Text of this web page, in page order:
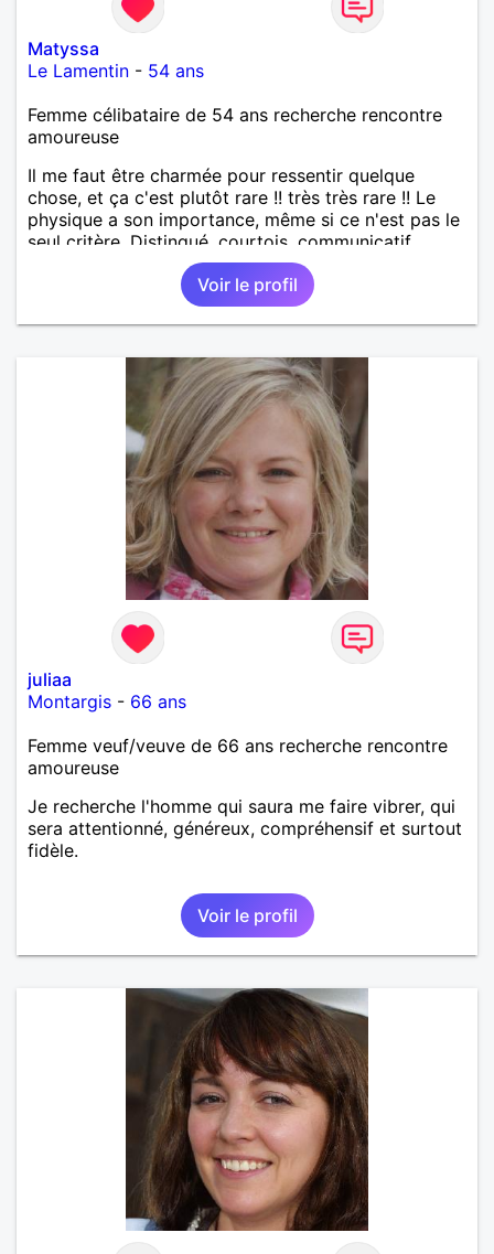
Matyssa
Le Lamentin - 54 ans
Femme célibataire de 54 ans recherche rencontre
amoureuse
Il me faut être charmée pour ressentir quelque
chose, et ça c'est plutôt rare !! très très rare !! Le
physique a son importance, même si ce n'est pas le
seul critère. Distingué, courtois, communicatif,
drôle, intelligent... Les bwabwas de services
m'insupportent !!! Je recherche des contacts
résidant sur l'île ... les échanges à distance ne sont
pas dans mes prérogatives
Voir le profil
juliaa
Montargis - 66 ans
Femme veuf/veuve de 66 ans recherche rencontre
amoureuse
Je recherche l'homme qui saura me faire vibrer, qui
sera attentionné, généreux, compréhensif et surtout
fidèle.
Voir le profil